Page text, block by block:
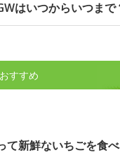
はいつからいつまで
すすめ
て新鮮ないちごを食